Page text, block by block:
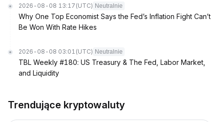
2026-08-08 13:17 (UTC) Neutralnie
Why One Top Economist Says the Fed’s Inflation Fight Can’t
Be Won With Rate Hikes
2026-08-08 03:01 (UTC) Neutralnie
TBL Weekly #180: US Treasury & The Fed, Labor Market,
and Liquidity
Trendujące kryptowaluty